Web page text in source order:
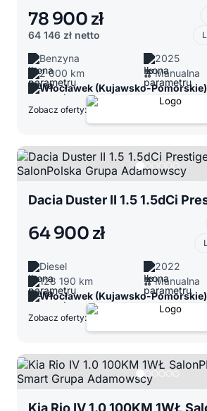
78 900 zł
64 146 zł netto
Benzyna
2025
2 000 km
Manualna
Włocławek (Kujawsko-Pomorskie)
Zobacz oferty:
64 900 zł
Diesel
2022
128 190 km
Manualna
Włocławek (Kujawsko-Pomorskie)
Zobacz oferty: